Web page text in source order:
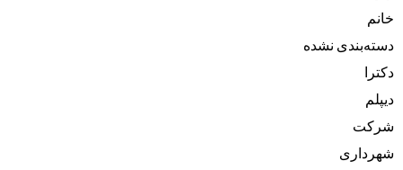
خانم
دسته‌بندی نشده
دکترا
دیپلم
شرکت
شهرداری